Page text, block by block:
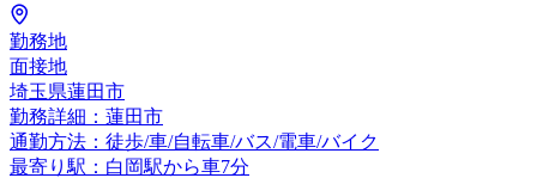
勤務地
面接地
埼玉県蓮田市
勤務詳細：蓮田市
通勤方法：徒歩/車/自転車/バス/電車/バイク
最寄り駅：白岡駅から車7分